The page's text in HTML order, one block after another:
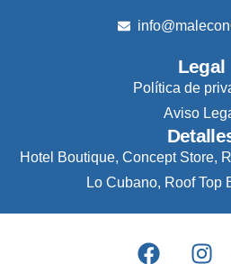
Legal
Política de
Aviso
Hotel Boutique, Concept Store,
Lo Cubano, Roof Top